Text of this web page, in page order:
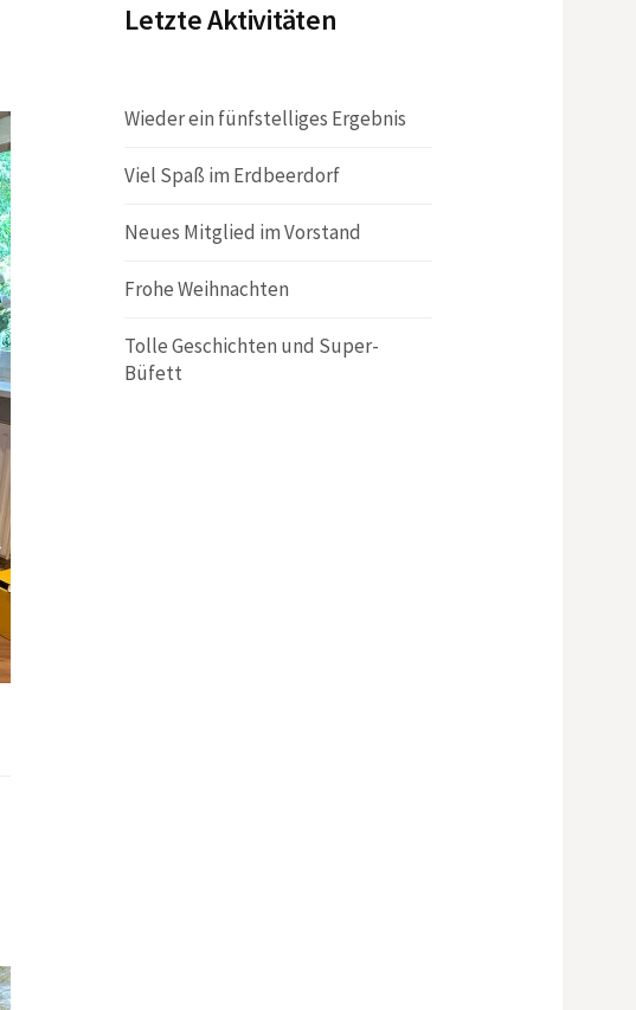
Letzte Aktivitäten
Wieder ein fünfstelliges Ergebnis
Viel Spaß im Erdbeerdorf
Neues Mitglied im Vorstand
Frohe Weihnachten
Tolle Geschichten und Super-
Büfett